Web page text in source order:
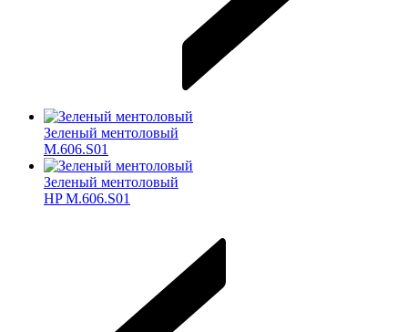
Зеленый ментоловый
M.606.S01
Зеленый ментоловый
HP M.606.S01